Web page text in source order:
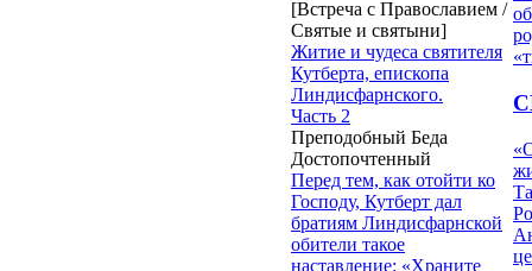
[Встреча с Православием /
Святые и святыни]
Житие и чудеса святителя
Кутберта, епископа
Линдисфарнского.
Часть 2
Преподобный Беда
Достопочтенный
Перед тем, как отойти ко
Господу, Кутберт дал
братиям Линдисфарнской
обители такое
наставление: «Храните